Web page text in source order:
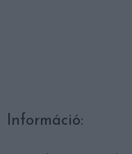
Információ: